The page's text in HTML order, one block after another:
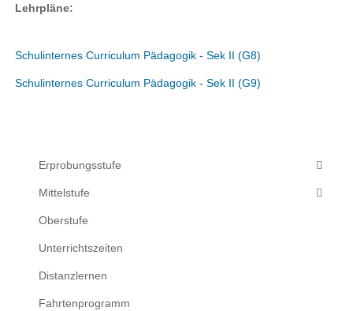
Lehrpläne:
Schulinternes Curriculum Pädagogik - Sek II (G8)
Schulinternes Curriculum Pädagogik - Sek II (G9)
Erprobungsstufe
Mittelstufe
Oberstufe
Unterrichtszeiten
Distanzlernen
Fahrtenprogramm